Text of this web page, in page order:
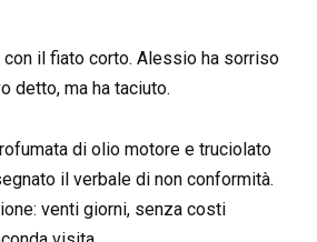
con il fiato corto. Alessio ha sorriso
detto, ma ha taciuto.
di olio motore e truciolato
il verbale di non conformità.
venti giorni, senza costi